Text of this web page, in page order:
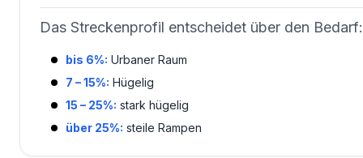
Das Streckenprofil entscheidet über den Bedarf:
bis 6%: Urbaner Raum
7 – 15%: Hügelig
15 – 25%: stark hügelig
über 25%: steile Rampen